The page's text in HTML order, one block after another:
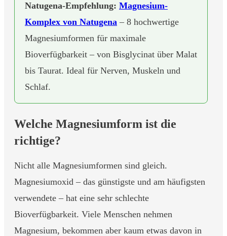
Natugena-Empfehlung: Magnesium-
Komplex von Natugena – 8 hochwertige
Magnesiumformen für maximale
Bioverfügbarkeit – von Bisglycinat über Malat
bis Taurat. Ideal für Nerven, Muskeln und
Schlaf.
Welche Magnesiumform ist die
richtige?
Nicht alle Magnesiumformen sind gleich.
Magnesiumoxid – das günstigste und am häufigsten
verwendete – hat eine sehr schlechte
Bioverfügbarkeit. Viele Menschen nehmen
Magnesium, bekommen aber kaum etwas davon in